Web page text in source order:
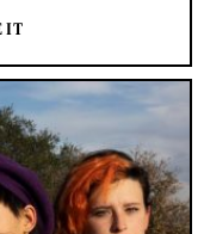
IT